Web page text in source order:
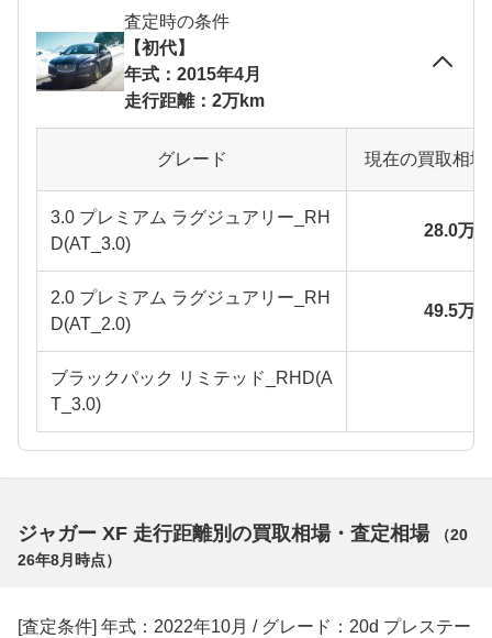
査定時の条件
【初代】
年式：2015年4月
走行距離：2万km
グレード 現在の買取相
3.0 プレミアム ラグジュアリー_RH
D(AT_3.0)
28.0万
2.0 プレミアム ラグジュアリー_RH
D(AT_2.0)
49.5万
ブラックパック リミテッド_RHD(A
T_3.0)
ジャガー XF 走行距離別の買取相場・査定相場 （20
26年8月 時点）
[査定条件] 年式：2022年10月 / グレード：20d プレステー